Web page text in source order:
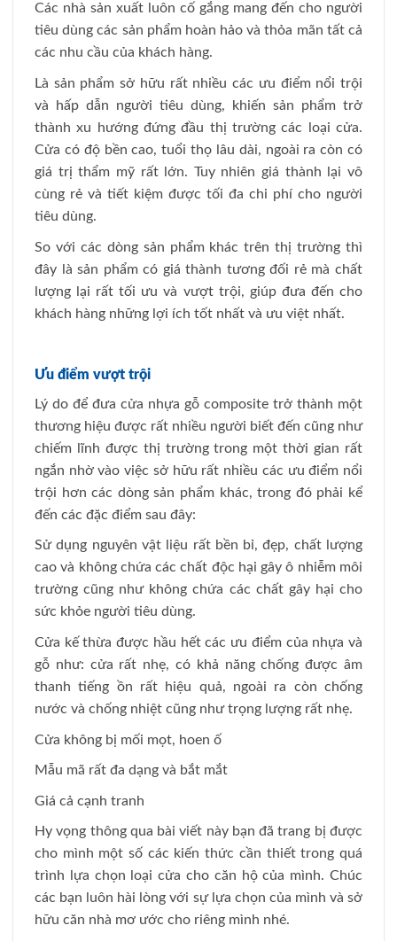
Các nhà sản xuất luôn cố gắng mang đến cho người
tiêu dùng các sản phẩm hoàn hảo và thỏa mãn tất cả
các nhu cầu của khách hàng.
Là sản phẩm sở hữu rất nhiều các ưu điểm nổi trội
và hấp dẫn người tiêu dùng, khiến sản phẩm trở
thành xu hướng đứng đầu thị trường các loại cửa.
Cửa có độ bền cao, tuổi thọ lâu dài, ngoài ra còn có
giá trị thẩm mỹ rất lớn. Tuy nhiên giá thành lại vô
cùng rẻ và tiết kiệm được tối đa chi phí cho người
tiêu dùng.
So với các dòng sản phẩm khác trên thị trường thì
đây là sản phẩm có giá thành tương đối rẻ mà chất
lượng lại rất tối ưu và vượt trội, giúp đưa đến cho
khách hàng những lợi ích tốt nhất và ưu việt nhất.
Ưu điểm vượt trội
Lý do để đưa cửa nhựa gỗ composite trở thành một
thương hiệu được rất nhiều người biết đến cũng như
chiếm lĩnh được thị trường trong một thời gian rất
ngắn nhờ vào việc sở hữu rất nhiều các ưu điểm nổi
trội hơn các dòng sản phẩm khác, trong đó phải kể
đến các đặc điểm sau đây:
Sử dụng nguyên vật liệu rất bền bỉ, đẹp, chất lượng
cao và không chứa các chất độc hại gây ô nhiễm môi
trường cũng như không chứa các chất gây hại cho
sức khỏe người tiêu dùng.
Cửa kế thừa được hầu hết các ưu điểm của nhựa và
gỗ như: cửa rất nhẹ, có khả năng chống được âm
thanh tiếng ồn rất hiệu quả, ngoài ra còn chống
nước và chống nhiệt cũng như trọng lượng rất nhẹ.
Cửa không bị mối mọt, hoen ố
Mẫu mã rất đa dạng và bắt mắt
Giá cả cạnh tranh
Hy vọng thông qua bài viết này bạn đã trang bị được
cho mình một số các kiến thức cần thiết trong quá
trình lựa chọn loại cửa cho căn hộ của mình. Chúc
các bạn luôn hài lòng với sự lựa chọn của mình và sở
hữu căn nhà mơ ước cho riêng mình nhé.